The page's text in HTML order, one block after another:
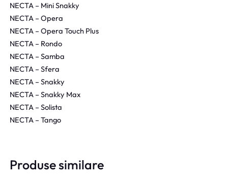
NECTA – Mini Snakky
NECTA – Opera
NECTA – Opera Touch Plus
NECTA – Rondo
NECTA – Samba
NECTA – Sfera
NECTA – Snakky
NECTA – Snakky Max
NECTA – Solista
NECTA – Tango
Produse similare